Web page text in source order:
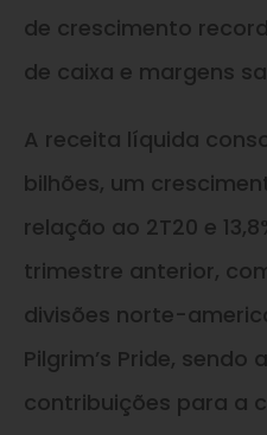
de crescimento
de caixa e margens
A receita líquida
bilhões, um
relação ao 2T20 e
trimestre anterior,
divisões norte-
Pilgrim’s Pride, sendo
contribuições para a